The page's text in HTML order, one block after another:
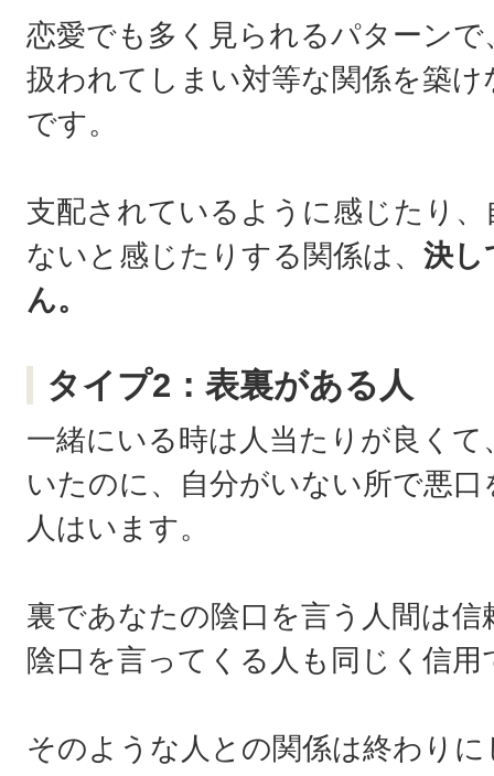
恋愛でも多く見られるパターン
扱われてしまい対等な関係を築
です。
支配されているように感じたり
ないと感じたりする関係は、 決し
ん。
タイプ2：表裏がある人
一緒にいる時は人当たりが良く
いたのに、自分がいない所で悪
人はいます。
裏であなたの陰口を言う人間は
陰口を言ってくる人も同じく信
そのような人との関係は終わり